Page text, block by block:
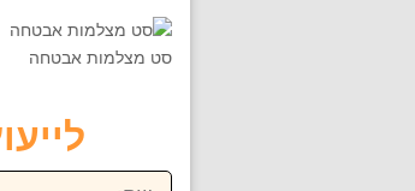
סט מצלמות אבטחה
לייעוץ
שם: